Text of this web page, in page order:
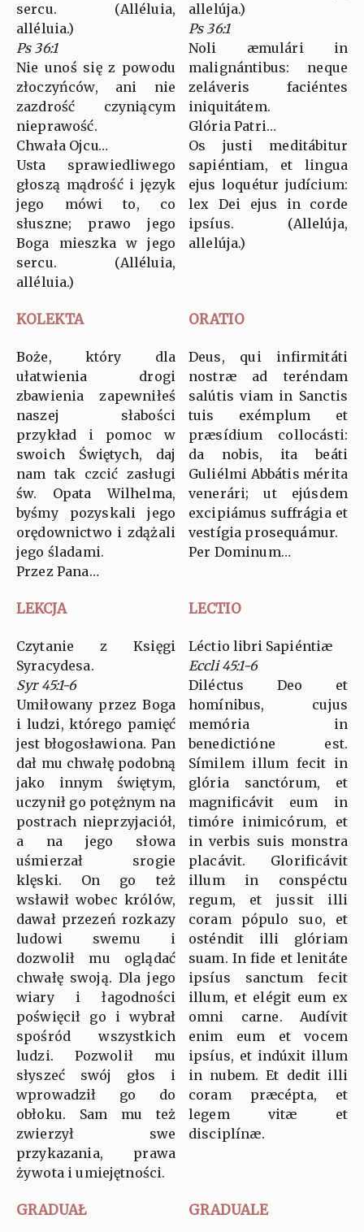
sercu. (Alléluia,
alléluia.)
Ps 36:1
Nie unoś się z powodu
złoczyńców, ani nie
zazdrość czyniącym
nieprawość.
Chwała Ojcu…
Usta sprawiedliwego
głoszą mądrość i język
jego mówi to, co
słuszne; prawo jego
Boga mieszka w jego
sercu. (Alléluia,
alléluia.)
allelúja.)
Ps 36:1
Noli æmulári in
malignántibus: neque
zeláveris faciéntes
iniquitátem.
Glória Patri…
Os justi meditábitur
sapiéntiam, et lingua
ejus loquétur judícium:
lex Dei ejus in corde
ipsíus. (Allelúja,
allelúja.)
KOLEKTA ORATIO
Boże, który dla
ułatwienia drogi
zbawienia zapewniłeś
naszej słabości
przykład i pomoc w
swoich Świętych, daj
nam tak czcić zasługi
św. Opata Wilhelma,
byśmy pozyskali jego
orędownictwo i zdążali
jego śladami.
Przez Pana…
Deus, qui infirmitáti
nostræ ad teréndam
salútis viam in Sanctis
tuis exémplum et
præsídium collocásti:
da nobis, ita beáti
Guliélmi Abbátis mérita
venerári; ut ejúsdem
excipiámus suffrágia et
vestígia prosequámur.
Per Dominum…
LEKCJA LECTIO
Czytanie z Księgi
Syracydesa.
Syr 45:1-6
Umiłowany przez Boga
i ludzi, którego pamięć
jest błogosławiona. Pan
dał mu chwałę podobną
jako innym świętym,
uczynił go potężnym na
postrach nieprzyjaciół,
a na jego słowa
uśmierzał srogie
klęski. On go też
wsławił wobec królów,
dawał przezeń rozkazy
ludowi swemu i
dozwolił mu oglądać
chwałę swoją. Dla jego
wiary i łagodności
poświęcił go i wybrał
spośród wszystkich
ludzi. Pozwolił mu
słyszeć swój głos i
wprowadził go do
obłoku. Sam mu też
zwierzył swe
przykazania, prawa
żywota i umiejętności.
Léctio libri Sapiéntiæ
Eccli 45:1-6
Diléctus Deo et
homínibus, cujus
memória in
benedictióne est.
Símilem illum fecit in
glória sanctórum, et
magnificávit eum in
timóre inimicórum, et
in verbis suis monstra
placávit. Glorificávit
illum in conspéctu
regum, et jussit illi
coram pópulo suo, et
osténdit illi glóriam
suam. In fide et lenitáte
ipsíus sanctum fecit
illum, et elégit eum ex
omni carne. Audívit
enim eum et vocem
ipsíus, et indúxit illum
in nubem. Et dedit illi
coram præcépta, et
legem vitæ et
disciplínæ.
GRADUAŁ GRADUALE